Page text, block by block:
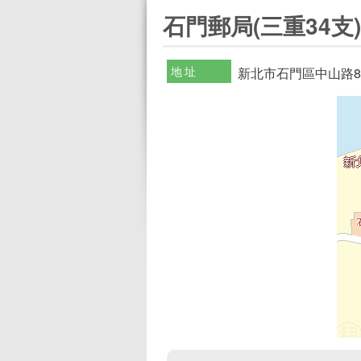
石門郵局(三重34支)
地址 新北市石門區中山路